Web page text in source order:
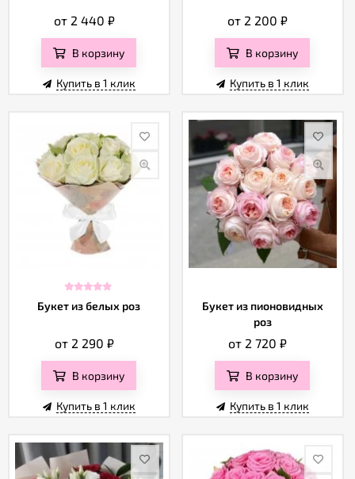
от 2 440 ₽
В корзину
Купить в 1 клик
от 2 200₽
В корзину
Купить в 1 клик
Букет из белых роз
от 2 290 ₽
В корзину
Купить в 1 клик
Букет из пионовидных
роз
от 2 720₽
В корзину
Купить в 1 клик